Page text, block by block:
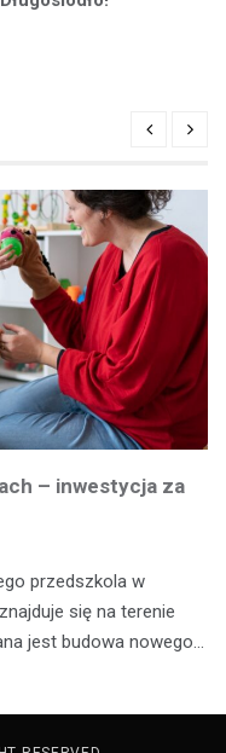
– inwestycja za
przedszkola w
się na terenie
jest budowa nowego…